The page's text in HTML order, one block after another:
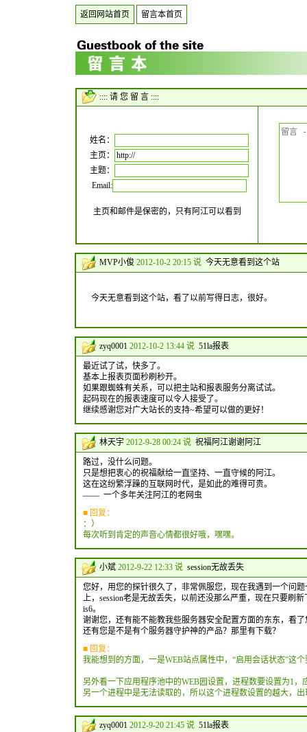
返回网站首页 留言本首页
:::: 请 您 留 言 ::::
姓名：
主页：
主题：
Email:
主页和邮件是保密的，只有阿江可以看到
MVP小俊 2012-10-2 20:15 说 今天无意看到这个站
今天无意看到这个站，看了以前写得日志，很好。
zyq0001 2012-10-2 13:44 说 51la报表
最近试了试，快多了。
基本上报表页面秒刷秒开。
如果跟蜘蛛有关系，可以把主站和报表服务分离试试。
起码现在的报表速度可以令人接受了。
继续感谢您对广大站长的支持~希望可以做的更好！
林天宇 2012-9-28 00:24 说 祝福阿江谢谢阿江
路过，没什么问题。
只是想把衷心的祝福献给一直坚持、一直守候的阿江。
这在这纷繁浮躁的互联网时代，是如此的难得可贵。
—— 一个多年关注阿江的老网虫
■ 回复：
：）
每次听到肯定的声音心情都很好哦，嘿嘿。
小斌 2012-9-22 12:33 说 session无故丢失
您好，用您的探针很久了，非常佩服您，现在我遇到一个问
上，session老是无故丢失，以前还没那么严重，现在只要刷
is6。
谢谢您，还有能不能教我些服务器安全配置方面的东东，看
还有您是不是有个服务器守护神的产品？那里有下载？
■ 回复：
我能想到的方面，一是WEB站点属性中，“启用会话状态”这
另外看一下应用程序池中的WEB园设置，进程数要设置为1，
另一个进程中是无法读取的，所以这个进程数设置的越大，出
zyq0001 2012-9-20 21:45 说 51la报表